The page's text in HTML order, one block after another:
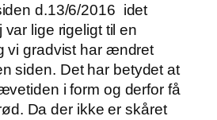
d.13/6/2016 idet
lige rigeligt til en
vi gradvist har ændret
siden. Det har betydet at
i form og derfor få
Da der ikke er skåret